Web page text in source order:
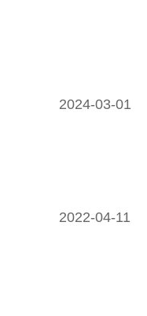
2024-03-01
2022-04-11